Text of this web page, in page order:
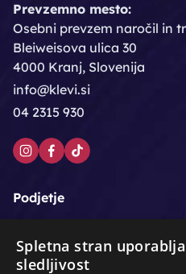
Prevzemno mesto:
Osebni prevzem naročil in
Bleiweisova ulica 30
4000 Kranj, Slovenija
info@klevi.si
04 2315 930
Podjetje
Moj račun
Spletna stran
sledljivost